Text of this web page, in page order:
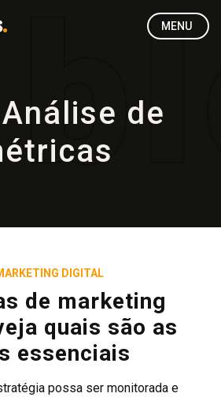
MENU
Análise de
DIGITAL
de marketing
quais são as
essenciais
possa ser monitorada e